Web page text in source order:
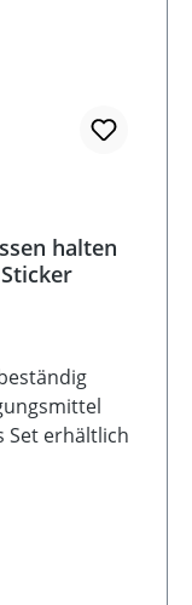
halten
Set erhältlich